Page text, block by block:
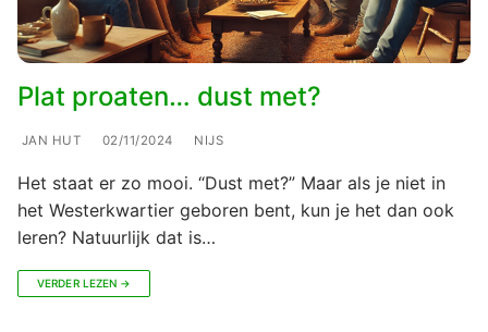
Plat proaten… dust met?
JAN HUT 02/11/2024 NIJS
Het staat er zo mooi. “Dust met?” Maar als je niet in
het Westerkwartier geboren bent, kun je het dan ook
leren? Natuurlijk dat is…
VERDER LEZEN →